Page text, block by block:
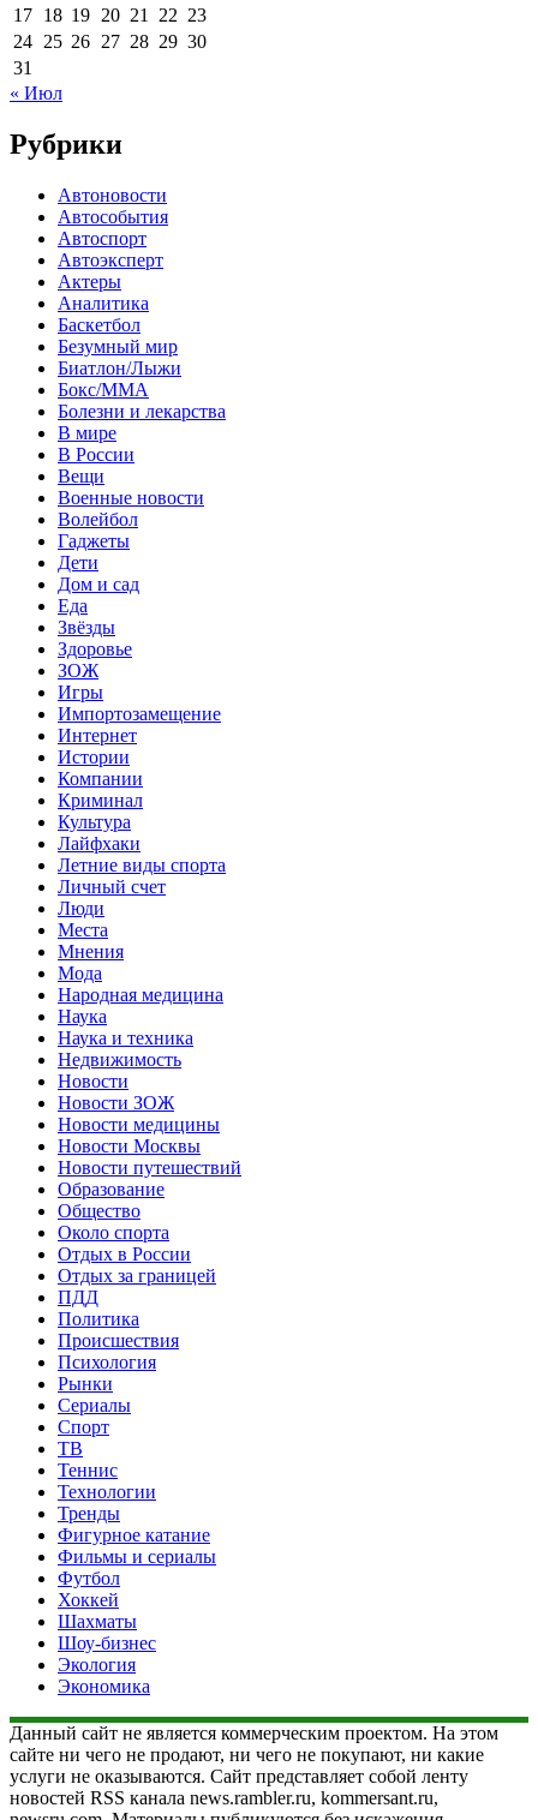
17 18 19 20 21 22 23
24 25 26 27 28 29 30
31
« Июл
Рубрики
Автоновости
Автособытия
Автоспорт
Автоэксперт
Актеры
Аналитика
Баскетбол
Безумный мир
Биатлон/Лыжи
Бокс/MMA
Болезни и лекарства
В мире
В России
Вещи
Военные новости
Волейбол
Гаджеты
Дети
Дом и сад
Еда
Звёзды
Здоровье
ЗОЖ
Игры
Импортозамещение
Интернет
Истории
Компании
Криминал
Культура
Лайфхаки
Летние виды спорта
Личный счет
Люди
Места
Мнения
Мода
Народная медицина
Наука
Наука и техника
Недвижимость
Новости
Новости ЗОЖ
Новости медицины
Новости Москвы
Новости путешествий
Образование
Общество
Около спорта
Отдых в России
Отдых за границей
ПДД
Политика
Происшествия
Психология
Рынки
Сериалы
Спорт
ТВ
Теннис
Технологии
Тренды
Фигурное катание
Фильмы и сериалы
Футбол
Хоккей
Шахматы
Шоу-бизнес
Экология
Экономика
Данный сайт не является коммерческим проектом. На этом
сайте ни чего не продают, ни чего не покупают, ни какие
услуги не оказываются. Сайт представляет собой ленту
новостей RSS канала news.rambler.ru, kommersant.ru,